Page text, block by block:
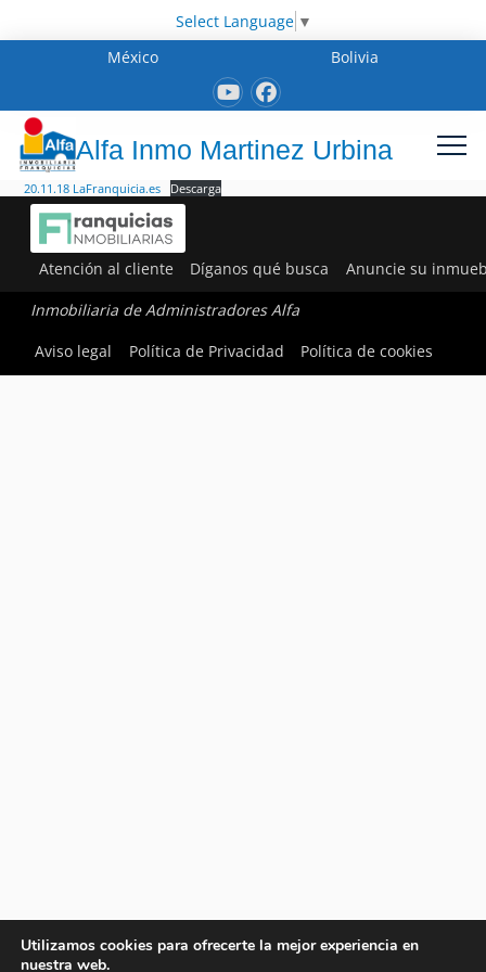
Select Language ▼
México
Bolivia
Alfa Inmo Martinez Urbina
20.11.18 LaFranquicia.es Descarga
Atención al cliente Díganos qué busca Anuncie su
Inmobiliaria de Administradores Alfa
Aviso legal
Política de Privacidad Política de cookies
Utilizamos cookies para ofrecerte la mejor experiencia en
nuestra web.